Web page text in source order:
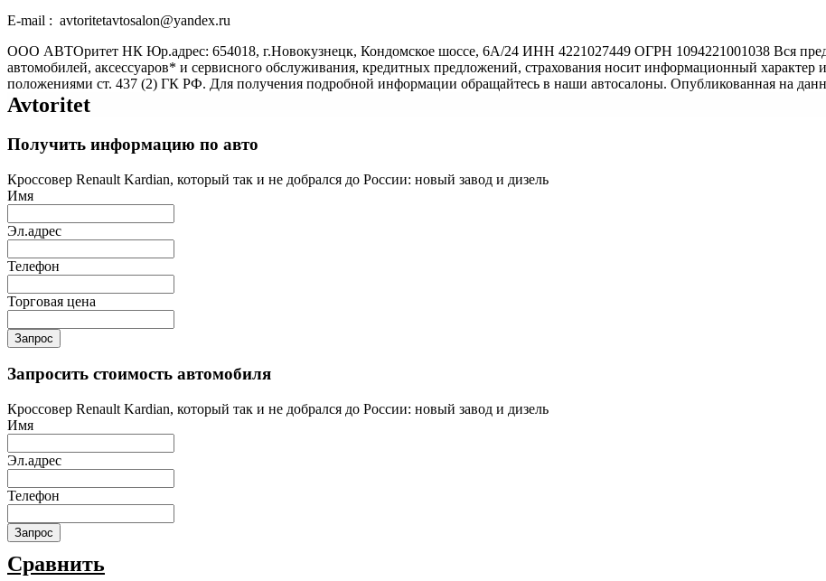
E-mail : avtoritetavtosalon@yandex.ru
ООО АВТОритет НК Юр.адрес: 654018, г.Новокузнецк, Кондомское шоссе, 6А/24 ИНН 4221027449 ОГРН 1094221001038 Вся
автомобилей, аксессуаров* и сервисного обслуживания, кредитных предложений, страхования носит информационный характер
положениями ст. 437 (2) ГК РФ. Для получения подробной информации обращайтесь в наши автосалоны. Опубликованная на
Avtoritet
Получить информацию по авто
Кроссовер Renault Kardian, который так и не добрался до России: новый завод и дизель
Имя
Эл.адрес
Телефон
Торговая цена
Запрос
Запросить стоимость автомобиля
Кроссовер Renault Kardian, который так и не добрался до России: новый завод и дизель
Имя
Эл.адрес
Телефон
Запрос
Сравнить